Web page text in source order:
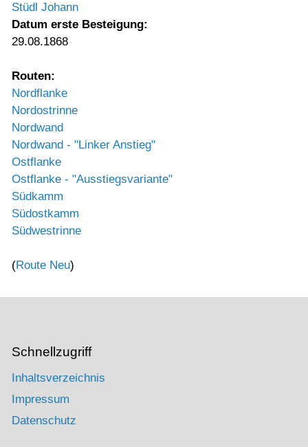
Stüdl Johann
Datum erste Besteigung:
29.08.1868
Routen:
Nordflanke
Nordostrinne
Nordwand
Nordwand - "Linker Anstieg"
Ostflanke
Ostflanke - "Ausstiegsvariante"
Südkamm
Südostkamm
Südwestrinne
(Route Neu)
Schnellzugriff
Inhaltsverzeichnis
Impressum
Datenschutz